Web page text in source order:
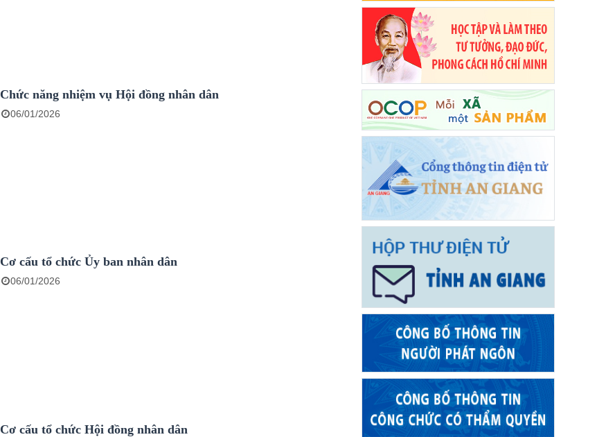
Chức năng nhiệm vụ Hội đồng nhân dân
06/01/2026
Cơ cấu tổ chức Ủy ban nhân dân
06/01/2026
Cơ cấu tổ chức Hội đồng nhân dân